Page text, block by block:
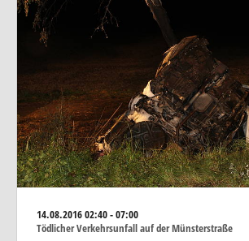
14.08.201602:40 - 07:00
Tödlicher Verkehrsunfall auf der Münsterstraße